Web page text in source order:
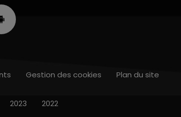
Gestion des cookies Plan du site
2023 2022